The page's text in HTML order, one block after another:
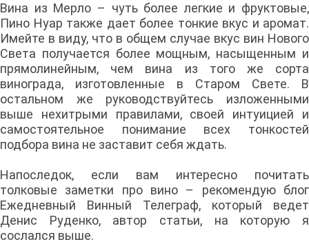
Вина из Мерло – чуть более легкие и фруктовые,
Пино Нуар также дает более тонкие вкус и аромат.
Имейте в виду, что в общем случае вкус вин Нового
Света получается более мощным, насыщенным и
прямолинейным, чем вина из того же сорта
винограда, изготовленные в Старом Свете. В
остальном же руководствуйтесь изложенными
выше нехитрыми правилами, своей интуицией и
самостоятельное понимание всех тонкостей
подбора вина не заставит себя ждать.
Напоследок, если вам интересно почитать
толковые заметки про вино – рекомендую блог
Ежедневный Винный Телеграф, который ведет
Денис Руденко, автор статьи, на которую я
сослался выше.